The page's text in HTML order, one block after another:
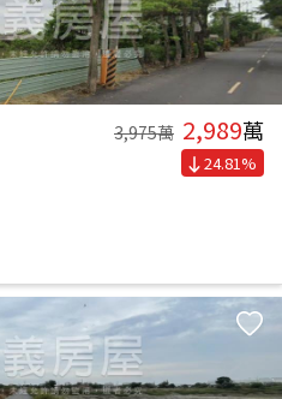
3,975萬 2,989萬
24.81%